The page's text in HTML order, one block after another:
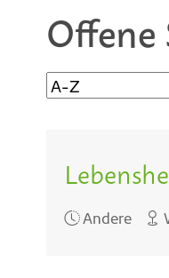
Offene
Andere